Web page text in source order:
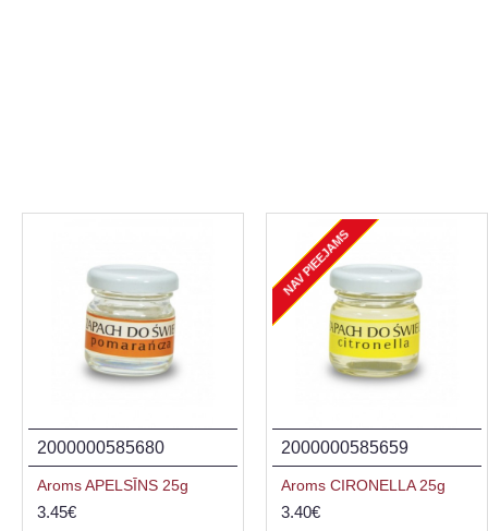
2000000585680
Aroms APELSĪNS 25g
3.45€
NAV PIEEJAMS
2000000585659
Aroms CIRONELLA 25g
3.40€